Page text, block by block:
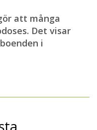
att många
Det visar
i